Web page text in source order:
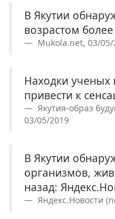
В Якутии
возрастом
Mukola.net, 03/05/
Находки ученых
привести к
Якутия-образ
03/05/2019
В Якутии
организмов,
назад:
Яндекс.Новости